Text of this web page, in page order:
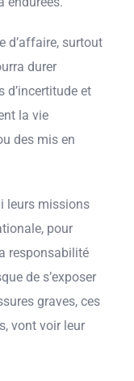
d’affaire, surtout
durer
d’incertitude et
la vie
des mis en
leurs missions
pour
responsabilité
de s’exposer
graves, ces
vont voir leur